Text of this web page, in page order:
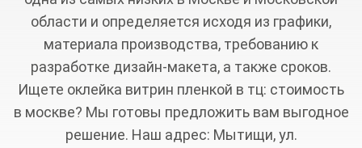
области и определяется исходя из графики,
материала производства, требованию к
разработке дизайн-макета, а также сроков.
Ищете оклейка витрин пленкой в тц: стоимость
в москве? Мы готовы предложить вам выгодное
решение. Наш адрес: Мытищи, ул.